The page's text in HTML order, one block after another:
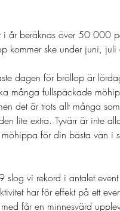
i år beräknas över 50 000
kommer ske under juni, juli
dagen för bröllop är
många fullspäckade
det är trots allt många
lite extra. Tyvärr är inte
för din bästa vän i
slog vi rekord i antalet
har för effekt på ett
får en minnesvärd